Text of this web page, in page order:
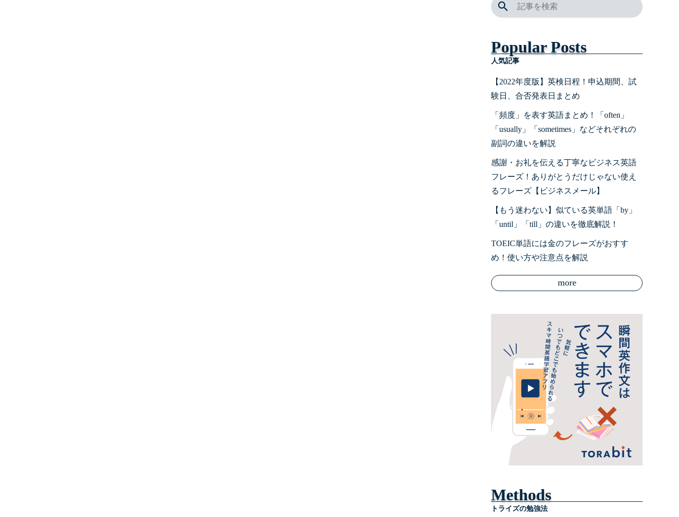
Popular Posts
人気記事
【2022年度版】英検日程！申込期間、試
験日、合否発表日まとめ
「頻度」を表す英語まとめ！「often」
「usually」「sometimes」などそれぞれの
副詞の違いを解説
感謝・お礼を伝える丁寧なビジネス英語
フレーズ！ありがとうだけじゃない使え
るフレーズ【ビジネスメール】
【もう迷わない】似ている英単語「by」
「until」「till」の違いを徹底解説！
TOEIC単語には金のフレーズがおすす
め！使い方や注意点を解説
more
Methods
トライズの勉強法